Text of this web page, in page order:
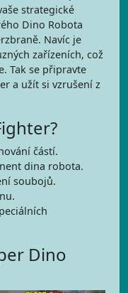
strategické
Dino Robota
Navíc je
zařízeních, což
Tak se připravte
a užít si vzrušení z
částí.
dina robota.
soubojů.
Dino